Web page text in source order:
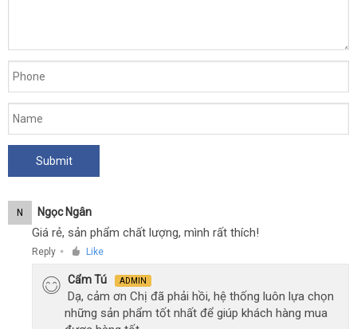
N Ngọc Ngân
Giá rẻ, sản phẩm chất lượng, mình rất thích!
Reply ● Like
Cẩm Tú ADMIN
Dạ, cảm ơn Chị đã phải hồi, hệ thống luôn lựa chọn
những sản phẩm tốt nhất để giúp khách hàng mua